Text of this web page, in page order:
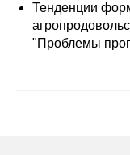
Тенденции
"Проблемы